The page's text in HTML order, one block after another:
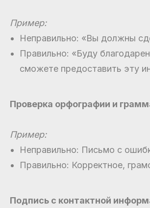
Пример:
Неправильно: «Вы должны
Правильно: «Буду
сможете предоставить эту
Проверка орфографии и
Пример:
Неправильно: Письмо с
Правильно: Корректное,
Подпись с контактной